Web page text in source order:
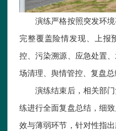
演练严格按照突发环境
完整覆盖险情发现、上报
控、污染溯源、应急处置
场清理、舆情管控、复盘总
演练结束后，相关部门
练进行全面复盘总结，细
效与薄弱环节，针对性指